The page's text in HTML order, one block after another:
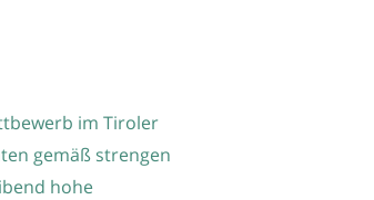
im Tiroler
gemäß strengen
hohe